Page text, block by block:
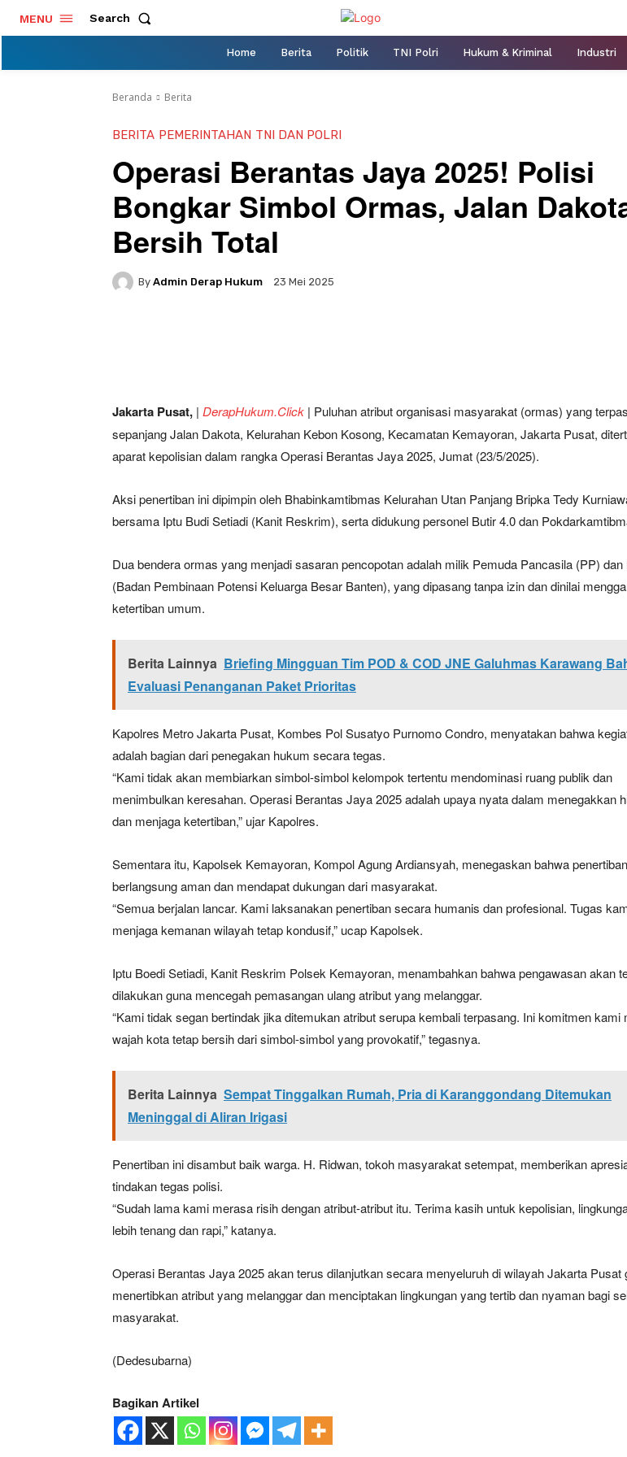
MENU Search
Home Berita Politik TNI Polri Hukum & Kriminal Industri
Beranda Berita
BERITA PEMERINTAHAN TNI DAN POLRI
Operasi Berantas Jaya 2025! Polisi
Bongkar Simbol Ormas, Jalan
Bersih Total
By Admin Derap Hukum 23 Mei 2025
Jakarta Pusat, | DerapHukum.Click | Puluhan atribut organisasi masyarakat (ormas) yang
sepanjang Jalan Dakota, Kelurahan Kebon Kosong, Kecamatan Kemayoran, Jakarta Pusat,
aparat kepolisian dalam rangka Operasi Berantas Jaya 2025, Jumat (23/5/2025).
Aksi penertiban ini dipimpin oleh Bhabinkamtibmas Kelurahan Utan Panjang Bripka Tedy
bersama Iptu Budi Setiadi (Kanit Reskrim), serta didukung personel Butir 4.0 dan
Dua bendera ormas yang menjadi sasaran pencopotan adalah milik Pemuda Pancasila (PP)
(Badan Pembinaan Potensi Keluarga Besar Banten), yang dipasang tanpa izin dan dinilai
ketertiban umum.
Berita Lainnya Briefing Mingguan Tim POD & COD JNE Galuhmas Karawang
Evaluasi Penanganan Paket Prioritas
Kapolres Metro Jakarta Pusat, Kombes Pol Susatyo Purnomo Condro, menyatakan bahwa
adalah bagian dari penegakan hukum secara tegas.
“Kami tidak akan membiarkan simbol-simbol kelompok tertentu mendominasi ruang publik dan
menimbulkan keresahan. Operasi Berantas Jaya 2025 adalah upaya nyata dalam menegakkan
dan menjaga ketertiban,” ujar Kapolres.
Sementara itu, Kapolsek Kemayoran, Kompol Agung Ardiansyah, menegaskan bahwa penertiban
berlangsung aman dan mendapat dukungan dari masyarakat.
“Semua berjalan lancar. Kami laksanakan penertiban secara humanis dan profesional. Tugas
menjaga kemanan wilayah tetap kondusif,” ucap Kapolsek.
Iptu Boedi Setiadi, Kanit Reskrim Polsek Kemayoran, menambahkan bahwa pengawasan akan
dilakukan guna mencegah pemasangan ulang atribut yang melanggar.
“Kami tidak segan bertindak jika ditemukan atribut serupa kembali terpasang. Ini komitmen kami
wajah kota tetap bersih dari simbol-simbol yang provokatif,” tegasnya.
Berita Lainnya Sempat Tinggalkan Rumah, Pria di Karanggondang Ditemukan
Meninggal di Aliran Irigasi
Penertiban ini disambut baik warga. H. Ridwan, tokoh masyarakat setempat, memberikan
tindakan tegas polisi.
“Sudah lama kami merasa risih dengan atribut-atribut itu. Terima kasih untuk kepolisian,
lebih tenang dan rapi,” katanya.
Operasi Berantas Jaya 2025 akan terus dilanjutkan secara menyeluruh di wilayah Jakarta Pusat
menertibkan atribut yang melanggar dan menciptakan lingkungan yang tertib dan nyaman bagi
masyarakat.
(Dedesubarna)
Bagikan Artikel